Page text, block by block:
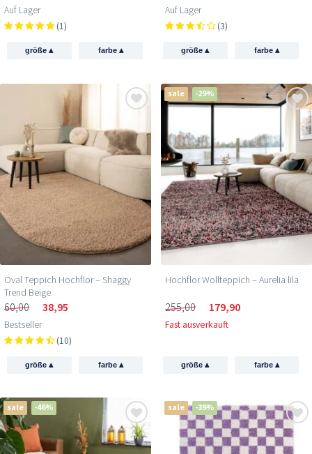
Auf Lager
(1)
größe▴ farbe ▴
Auf Lager
(3)
größe▴ farbe ▴
Oval Teppich Hochflor – Shaggy
Trend Beige
60,00 38,95
Bestseller
(10)
größe▴ farbe ▴
sale -29%
Hochflor Wollteppich – Aurelia lila
255,00 179,90
Fast ausverkauft
größe▴ farbe ▴
sale -46% sale -39%